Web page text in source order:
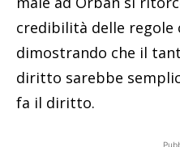
credibilità delle regole
dimostrando che il
diritto sarebbe
fa il diritto.